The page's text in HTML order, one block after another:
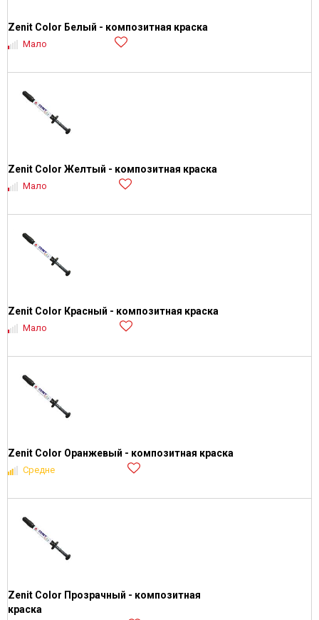
Zenit Color Белый - композитная краска
Мало
Zenit Color Желтый - композитная краска
Мало
Zenit Color Красный - композитная краска
Мало
Zenit Color Оранжевый - композитная краска
Средне
Zenit Color Прозрачный - композитная
краска